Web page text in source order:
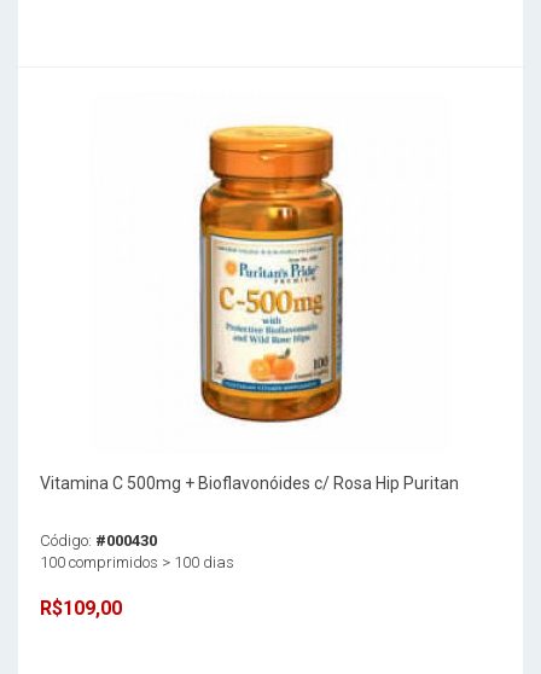
Vitamina C 500mg + Bioflavonóides c/ Rosa Hip Puritan
Código: #000430
100 comprimidos > 100 dias
R$109,00